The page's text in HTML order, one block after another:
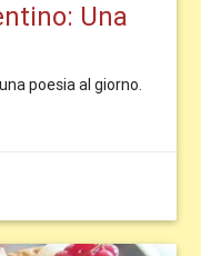
Una
poesia al giorno.